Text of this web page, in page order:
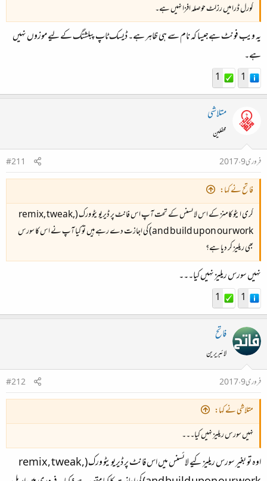
کورل ڈرا میں رزلٹ حوصلہ افزا نہیں ہے۔
یہ ویب فونٹ ہےجیسا کہ نام سے ہی ظاہر ہے۔ ڈیسک ٹاپ پبلشنگ کے لیے موزوں نہیں
ہے۔
1
1
متلاشی
محفلین
فروری 9، 2017
#211
فاتح نے کہا:
کری ایٹو کامنز کے اس لائسنس کے تحت آپ اس فانٹ پر ڈیریویٹو ورک (remix, tweak,
and build upon our work) کی اجازت دے رہے ہیں تو کیا آپ نے اس کا سورس
بھی ریلیز کر دیا ہے؟
نہیں سورس ریلیز نہیں کیا۔۔۔
1
1
فاتح
لائبریرین
فروری 9، 2017
#212
متلاشی نے کہا:
نہیں سورس ریلیز نہیں کیا۔۔۔
اوہ تو بغیر سورس ریلیز کیے لائسنس میں اس فانٹ پر ڈیریویٹو ورک (remix, tweak,